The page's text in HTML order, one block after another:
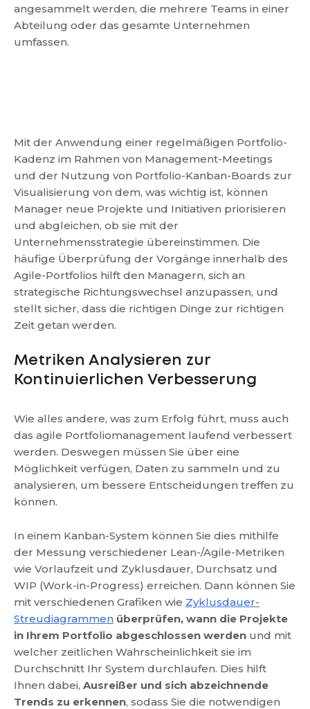
angesammelt werden, die mehrere Teams in einer
Abteilung oder das gesamte Unternehmen
umfassen.
Mit der Anwendung einer regelmäßigen Portfolio-
Kadenz im Rahmen von Management-Meetings
und der Nutzung von Portfolio-Kanban-Boards zur
Visualisierung von dem, was wichtig ist, können
Manager neue Projekte und Initiativen priorisieren
und abgleichen, ob sie mit der
Unternehmensstrategie übereinstimmen. Die
häufige Überprüfung der Vorgänge innerhalb des
Agile-Portfolios hilft den Managern, sich an
strategische Richtungswechsel anzupassen, und
stellt sicher, dass die richtigen Dinge zur richtigen
Zeit getan werden.
Metriken Analysieren zur
Kontinuierlichen Verbesserung
Wie alles andere, was zum Erfolg führt, muss auch
das agile Portfoliomanagement laufend verbessert
werden. Deswegen müssen Sie über eine
Möglichkeit verfügen, Daten zu sammeln und zu
analysieren, um bessere Entscheidungen treffen zu
können.
In einem Kanban-System können Sie dies mithilfe
der Messung verschiedener Lean-/Agile-Metriken
wie Vorlaufzeit und Zyklusdauer, Durchsatz und
WIP (Work-in-Progress) erreichen. Dann können Sie
mit verschiedenen Grafiken wie Zyklusdauer-
Streudiagrammen überprüfen, wann die Projekte
in Ihrem Portfolio abgeschlossen werden und mit
welcher zeitlichen Wahrscheinlichkeit sie im
Durchschnitt Ihr System durchlaufen. Dies hilft
Ihnen dabei, Ausreißer und sich abzeichnende
Trends zu erkennen, sodass Sie die notwendigen